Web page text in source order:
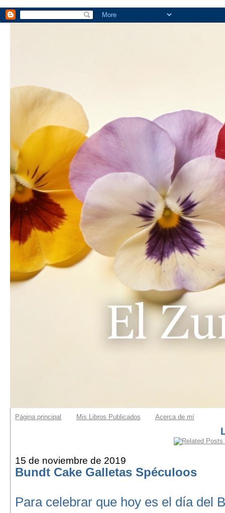
Página principal Mis Libros Publicados Acerca de mí
15 de noviembre de 2019
Bundt Cake Galletas Spéculoos
Para celebrar que hoy es el día del